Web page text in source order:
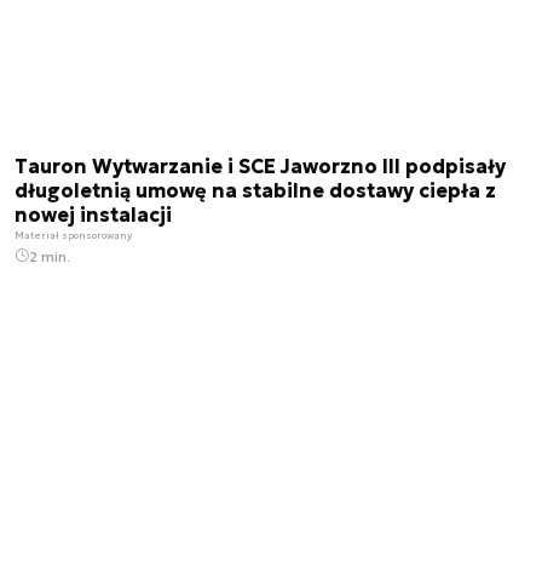
Tauron Wytwarzanie i SCE Jaworzno III podpisały
długoletnią umowę na stabilne dostawy ciepła z
nowej instalacji
Materiał sponsorowany
2 min.